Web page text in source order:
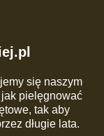
się naszym
pielęgnować
tak aby
długie lata.